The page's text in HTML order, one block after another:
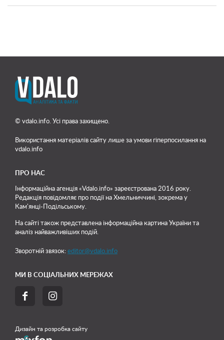
© vdalo.info. Усі права захищено.
Використання матеріалів сайту лише за умови гіперпосилання на
vdalo.info
ПРО НАС
Інформаційна агенція «Vdalo.info» зареєстрована 2016 року.
Редакція повідомляє про події на Хмельниччині, зокрема у
Кам'янці-Подільському.
На сайті також представлена інформаційна картина України та
аналіз найважливіших подій.
Зворотній звязок: editor@vdalo.info
МИ В СОЦІАЛЬНИХ МЕРЕЖАХ
 
Дизайн та розробка сайту